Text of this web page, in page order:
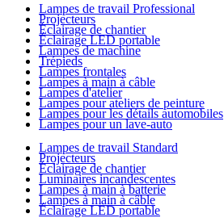
Lampes de travail Professional
Projecteurs
Éclairage de chantier
Éclairage LED portable
Lampes de machine
Trépieds
Lampes frontales
Lampes à main à câble
Lampes d'atelier
Lampes pour ateliers de peinture
Lampes pour les détails automobiles
Lampes pour un lave-auto
Lampes de travail Standard
Projecteurs
Éclairage de chantier
Luminaires incandescentes
Lampes à main à batterie
Lampes à main à câble
Éclairage LED portable